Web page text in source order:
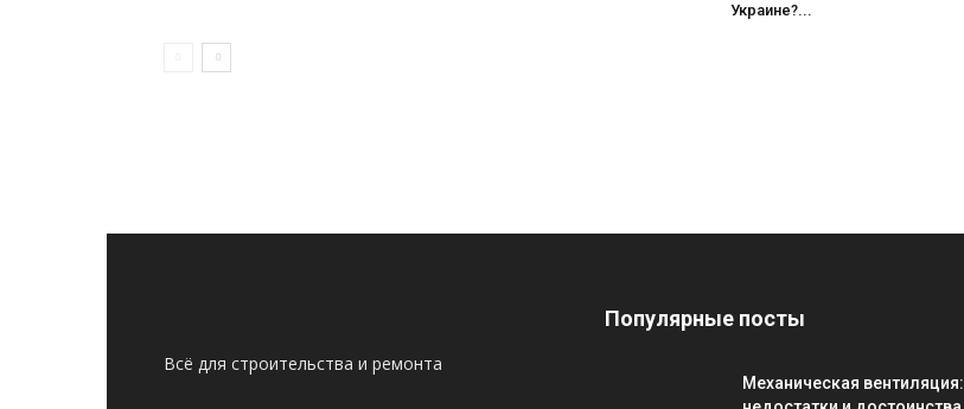
Украине?...
Всё для строительства и ремонта
Популярные посты
Механическая вентиляция: